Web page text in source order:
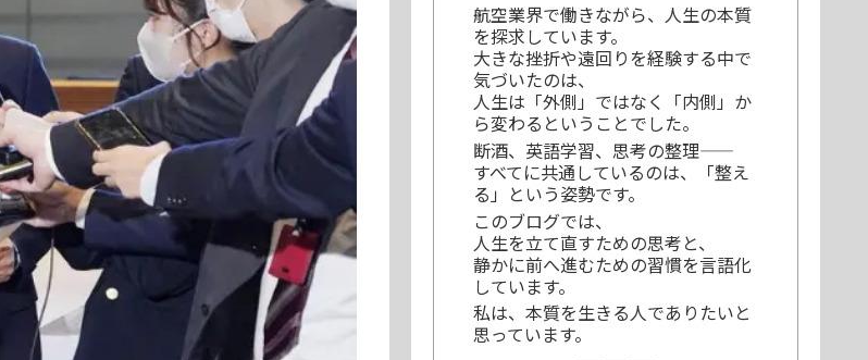
航空業界で働きながら、人生の本質
を探求しています。
大きな挫折や遠回りを経験する中で
気づいたのは、
人生は「外側」ではなく「内側」か
ら変わるということでした。
断酒、英語学習、思考の整理——
すべてに共通しているのは、「整え
る」という姿勢です。
このブログでは、
人生を立て直すための思考と、
静かに前へ進むための習慣を言語化
しています。
私は、本質を生きる人でありたいと
思っています。